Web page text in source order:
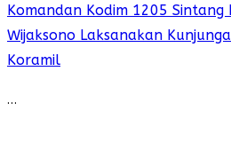
Komandan Kodim 1205
Wijaksono Laksanakan
Koramil
…